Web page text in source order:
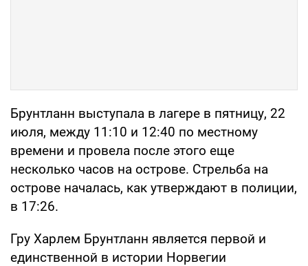
Брунтланн выступала в лагере в пятницу, 22
июля, между 11:10 и 12:40 по местному
времени и провела после этого еще
несколько часов на острове. Стрельба на
острове началась, как утверждают в полиции,
в 17:26.
Гру Харлем Брунтланн является первой и
единственной в истории Норвегии